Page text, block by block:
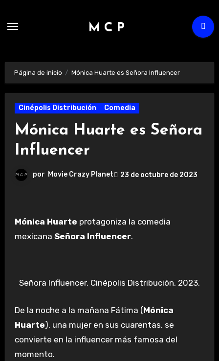
M C P
Página de inicio Mónica Huarte es Señora Influencer
Cinépolis Distribución Comedia
Mónica Huarte es Señora
Influencer
por Movie Crazy Planet 23 de octubre de 2023
Mónica Huarte protagoniza la comedia
mexicana Señora Influencer.
Señora Influencer. Cinépolis Distribución, 2023.
De la noche a la mañana Fátima (Mónica
Huarte), una mujer en sus cuarentas, se
convierte en la influencer más famosa del
momento.